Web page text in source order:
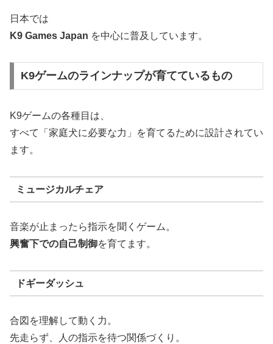
日本では
K9 Games Japan を中心に普及しています。
K9ゲームのラインナップが育てているもの
K9ゲームの各種目は、
すべて「家庭犬に必要な力」を育てるために設計されてい
ます。
ミュージカルチェア
音楽が止まったら指示を聞くゲーム。
興奮下での自己制御を育てます。
ドギーダッシュ
合図を理解して動く力。
先走らず、人の指示を待つ関係づくり。